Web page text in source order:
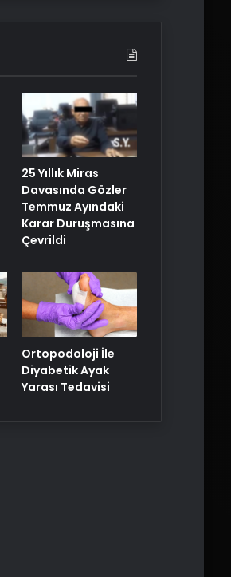
25 Yıllık Miras
Davasında Gözler
Temmuz Ayındaki
Karar Duruşmasına
Çevrildi
Ortopodoloji İle
Diyabetik Ayak
Yarası Tedavisi